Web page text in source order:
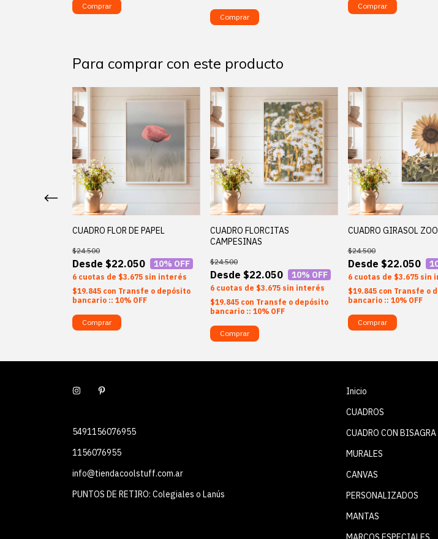
Comprar
Comprar
Comprar
Para comprar con este producto
CUADRO FLOR DE PAPEL
$22.050
$24.500
10% OFF
6 $3.675 sin interés
$19.845 con Transfe o depósito
bancario :: 10% OFF
Comprar
CUADRO FLORCITAS
CAMPESINAS
$22.050
$24.500
10% OFF
6 $3.675 sin interés
$19.845 con Transfe o depósito
bancario :: 10% OFF
Comprar
CUADRO GIRASOL
$22.050
$24.500
6 $3.675 sin
$19.845 con Transfe o
bancario :: 10% OFF
Comprar
5491156076955
1156076955
info@tiendacoolstuff.com.ar
PUNTOS DE RETIRO: Colegiales o Lanús
Inicio
CUADROS
CUADRO CON BISAGRA
MURALES
CANVAS
PERSONALIZADOS
MANTAS